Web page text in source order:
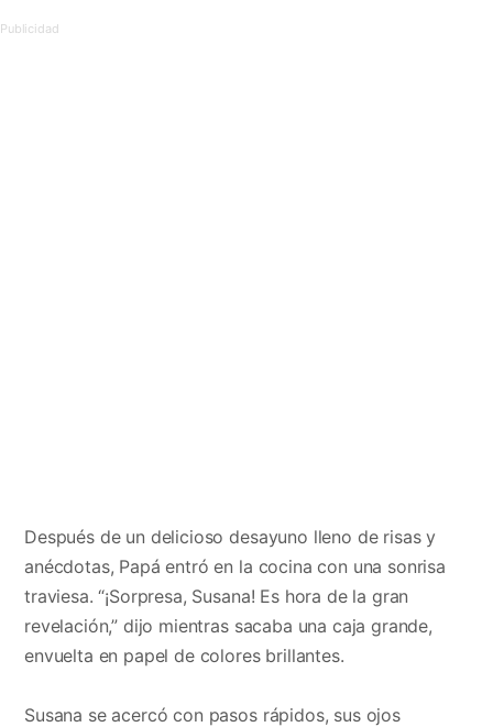
Después de un delicioso desayuno lleno de risas y
anécdotas, Papá entró en la cocina con una sonrisa
traviesa. “¡Sorpresa, Susana! Es hora de la gran
revelación,” dijo mientras sacaba una caja grande,
envuelta en papel de colores brillantes.
Susana se acercó con pasos rápidos, sus ojos